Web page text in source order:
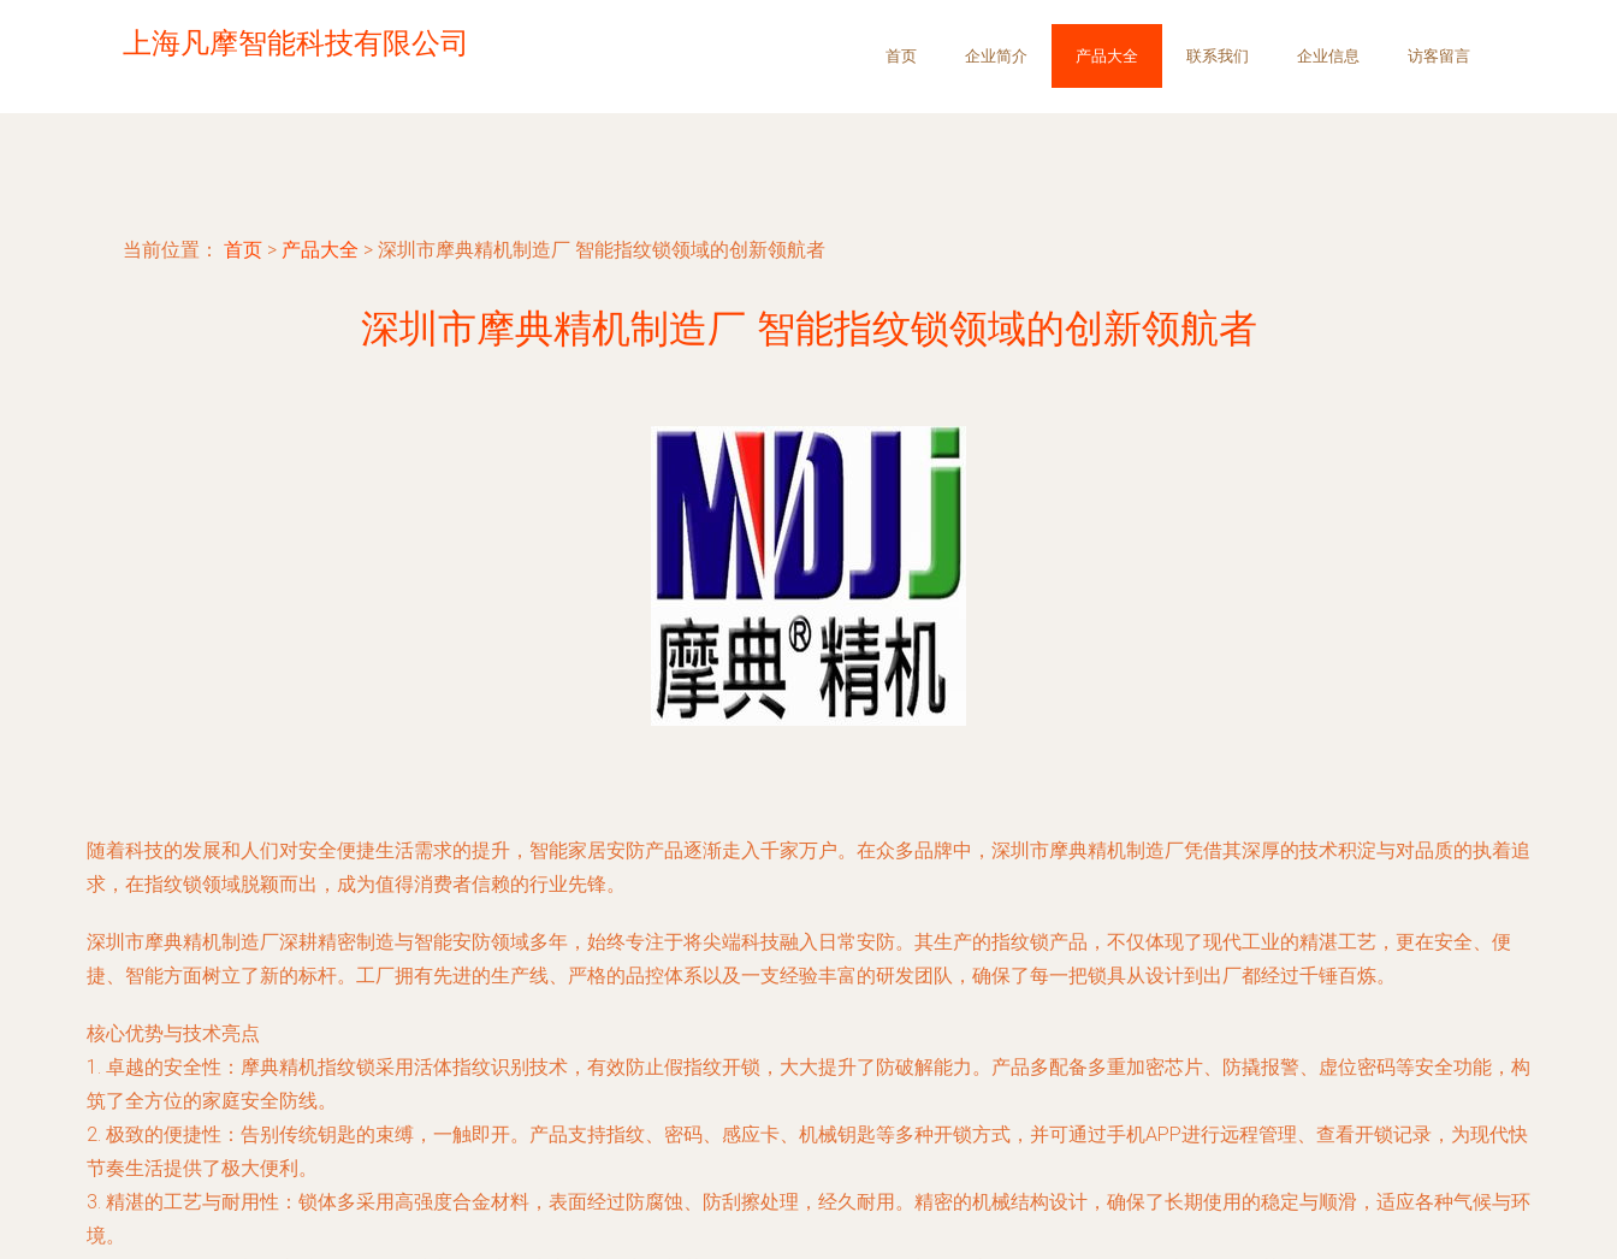
上海凡摩智能科技有限公司 首页 企业简介 产品大全 联系我们 企业信息 访客留言
当前位置： 首页 > 产品大全 > 深圳市摩典精机制造厂 智能指纹锁领域的创新领航者
深圳市摩典精机制造厂 智能指纹锁领域的创新领航者
随着科技的发展和人们对安全便捷生活需求的提升，智能家居安防产品逐渐走入千家万户。在众多品牌中，深圳市摩典精机制造厂凭借其深厚的技术积淀与对品质的执着追
求，在指纹锁领域脱颖而出，成为值得消费者信赖的行业先锋。
深圳市摩典精机制造厂深耕精密制造与智能安防领域多年，始终专注于将尖端科技融入日常安防。其生产的指纹锁产品，不仅体现了现代工业的精湛工艺，更在安全、便
捷、智能方面树立了新的标杆。工厂拥有先进的生产线、严格的品控体系以及一支经验丰富的研发团队，确保了每一把锁具从设计到出厂都经过千锤百炼。
核心优势与技术亮点
1. 卓越的安全性 ：摩典精机指纹锁采用活体指纹识别技术，有效防止假指纹开锁，大大提升了防破解能力。产品多配备多重加密芯片、防撬报警、虚位密码等安全功能，构
筑了全方位的家庭安全防线。
2. 极致的便捷性 ：告别传统钥匙的束缚，一触即开。产品支持指纹、密码、感应卡、机械钥匙等多种开锁方式，并可通过手机APP进行远程管理、查看开锁记录，为现代快
节奏生活提供了极大便利。
3. 精湛的工艺与耐用性 ：锁体多采用高强度合金材料，表面经过防腐蚀、防刮擦处理，经久耐用。精密的机械结构设计，确保了长期使用的稳定与顺滑，适应各种气候与环
境。